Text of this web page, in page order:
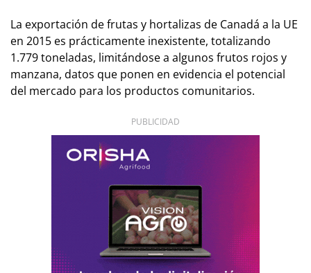
La exportación de frutas y hortalizas de Canadá a la UE
en 2015 es prácticamente inexistente, totalizando
1.779 toneladas, limitándose a algunos frutos rojos y
manzana, datos que ponen en evidencia el potencial
del mercado para los productos comunitarios.
PUBLICIDAD